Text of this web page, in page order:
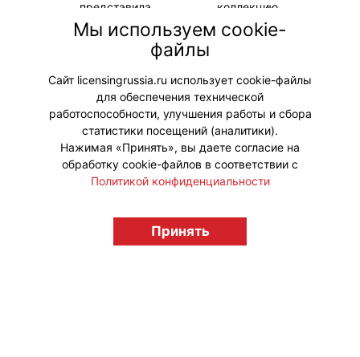
представила коллекцию,
приуроченную к чемпионату мира
по футболу. Она включает в себя
ретро-футболки и коллекционные
головные уборы.
#Коллаборации
licensingrussia.ru, 2009-2026 12+
Мы используем cookie-
файлы
Сайт licensingrussia.ru использует cookie-файлы
для обеспечения технической
работоспособности, улучшения работы и сбора
статистики посещений (аналитики).
Нажимая «Принять», вы даете согласие на
обработку cookie-файлов в соответствии с
Политикой конфиденциальности
Принять